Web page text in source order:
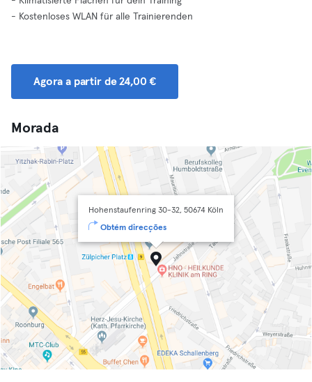
- Kostenloses WLAN für alle Trainierenden
Agora a partir de 24,00 €
Morada
Hohenstaufenring 30-32, 50674 Köln
Obtém direcções